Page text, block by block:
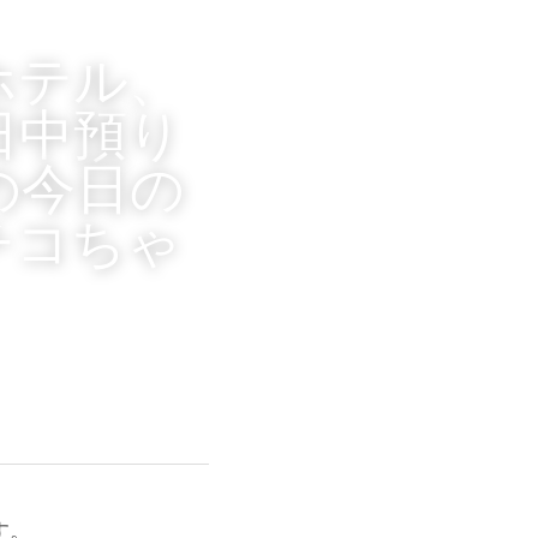
ル、
預り
日の
ちゃ